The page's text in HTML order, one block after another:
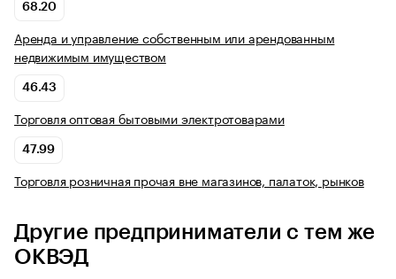
68.20
Аренда и управление собственным или арендованным
недвижимым имуществом
46.43
Торговля оптовая бытовыми электротоварами
47.99
Торговля розничная прочая вне магазинов, палаток, рынков
Другие предприниматели с тем же
ОКВЭД